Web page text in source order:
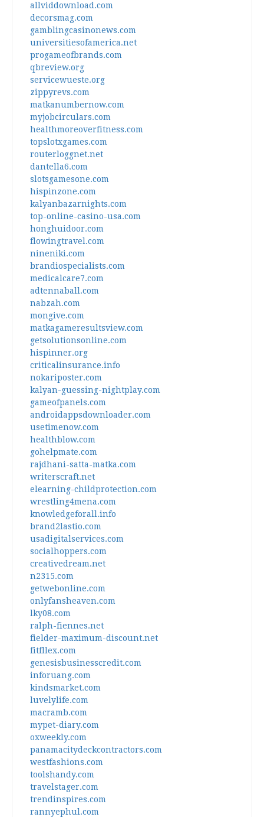
allviddownload.com
decorsmag.com
gamblingcasinonews.com
universitiesofamerica.net
progameofbrands.com
qbreview.org
servicewueste.org
zippyrevs.com
matkanumbernow.com
myjobcirculars.com
healthmoreoverfitness.com
topslotxgames.com
routerloggnet.net
dantella6.com
slotsgamesone.com
hispinzone.com
kalyanbazarnights.com
top-online-casino-usa.com
honghuidoor.com
flowingtravel.com
nineniki.com
brandiospecialists.com
medicalcare7.com
adtennaball.com
nabzah.com
mongive.com
matkagameresultsview.com
getsolutionsonline.com
hispinner.org
criticalinsurance.info
nokariposter.com
kalyan-guessing-nightplay.com
gameofpanels.com
androidappsdownloader.com
usetimenow.com
healthblow.com
gohelpmate.com
rajdhani-satta-matka.com
writerscraft.net
elearning-childprotection.com
wrestling4mena.com
knowledgeforall.info
brand2lastio.com
usadigitalservices.com
socialhoppers.com
creativedream.net
n2315.com
getwebonline.com
onlyfansheaven.com
lky08.com
ralph-fiennes.net
fielder-maximum-discount.net
fitfllex.com
genesisbusinesscredit.com
inforuang.com
kindsmarket.com
luvelylife.com
macramb.com
mypet-diary.com
oxweekly.com
panamacitydeckcontractors.com
westfashions.com
toolshandy.com
travelstager.com
trendinspires.com
rannyephul.com